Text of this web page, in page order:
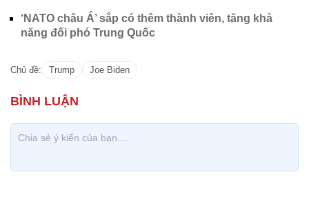
‘NATO châu Á’ sắp có thêm thành viên, tăng khả
năng đối phó Trung Quốc
Chủ đề: Trump Joe Biden